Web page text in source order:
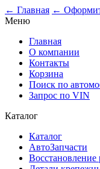
← Главная ←
Меню
Главная
О компании
Контакты
Корзина
Поиск по
Запрос по VIN
Каталог
Каталог
АвтоЗапчасти
Восстановление